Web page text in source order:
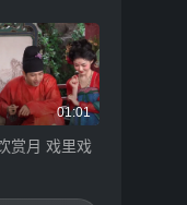
01:01
赏月 戏里戏